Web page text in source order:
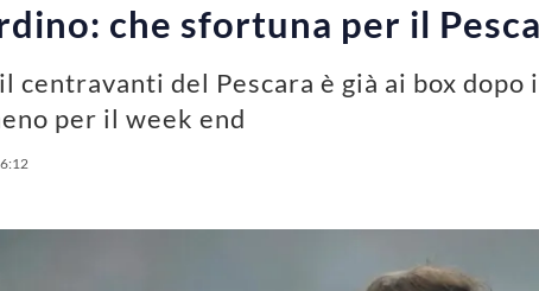
che sfortuna per il
del Pescara è già ai box
per il week end